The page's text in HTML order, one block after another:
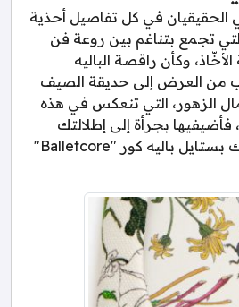
الحقيقيان في كل تفاصيل أحذية
تجمع بتناغم بين روعة فن
وكأن راقصة الباليه
من العرض إلى حديقة الصيف
الزهور، التي تنعكس في هذه
فأضيفيها بجرأة إلى إطلالتك
الصيفية لتؤكد معرفتك بستايل باليه كور "Balletcore"